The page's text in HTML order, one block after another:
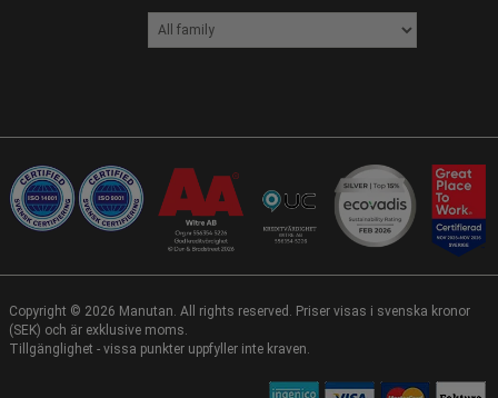
Copyright © 2026 Manutan. All rights reserved. Priser visas i svenska kronor
(SEK) och är exklusive moms.
Tillgänglighet - vissa punkter uppfyller inte kraven.